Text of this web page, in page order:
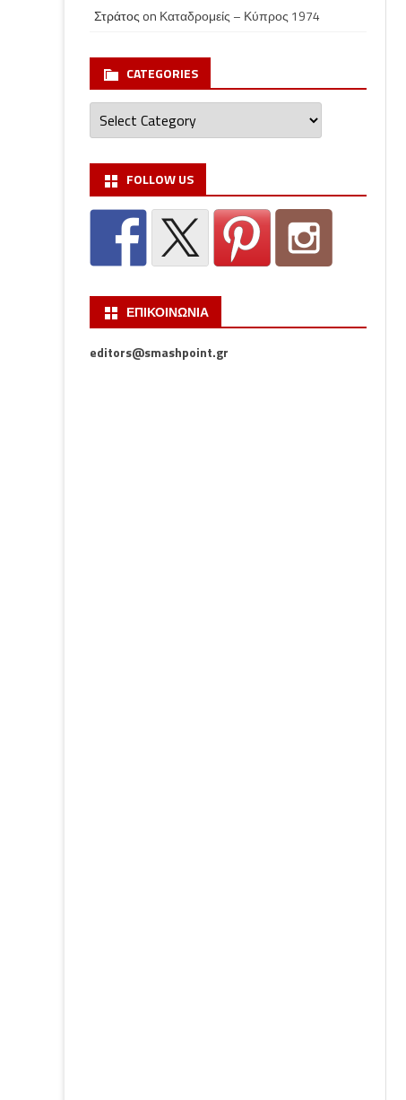
Στράτος on Καταδρομείς – Κύπρος 1974
CATEGORIES
Categories
FOLLOW US
ΕΠΙΚΟΙΝΩΝΙΑ
editors@smashpoint.gr